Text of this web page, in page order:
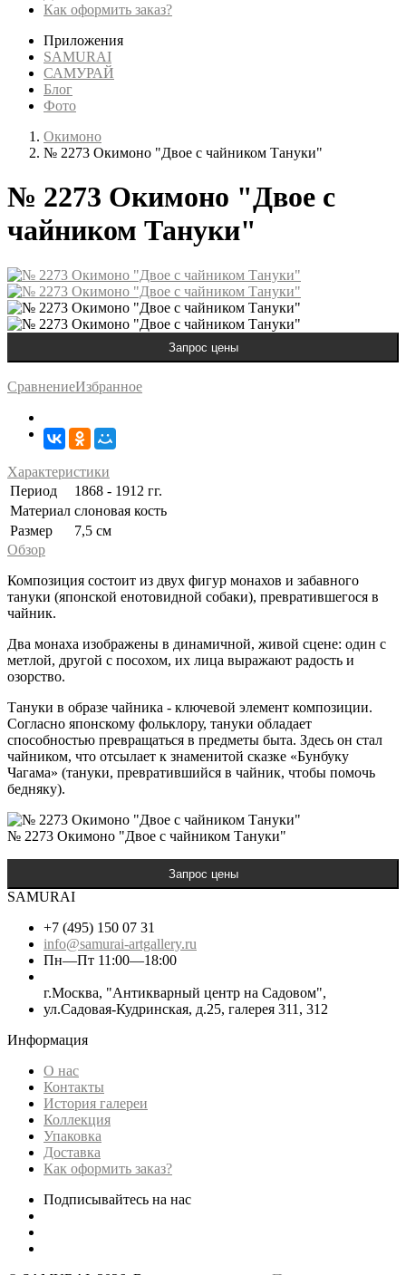
Как оформить заказ?
Приложения
SAMURAI
САМУРАЙ
Блог
Фото
Окимоно
№ 2273 Окимоно "Двое с чайником Тануки"
№ 2273 Окимоно "Двое с
чайником Тануки"
СравнениеИзбранное
Характеристики
Период
1868 - 1912 гг.
Материал слоновая кость
Размер
7,5 см
Обзор
Композиция состоит из двух фигур монахов и забавного
тануки (японской енотовидной собаки), превратившегося в
чайник.
Два монаха изображены в динамичной, живой сцене: один с
метлой, другой с посохом, их лица выражают радость и
озорство.
Тануки в образе чайника - ключевой элемент композиции.
Согласно японскому фольклору, тануки обладает
способностью превращаться в предметы быта. Здесь он стал
чайником, что отсылает к знаменитой сказке «Бунбуку
Чагама» (тануки, превратившийся в чайник, чтобы помочь
бедняку).
№ 2273 Окимоно "Двое с чайником Тануки"
SAMURAI
+7 (495) 150 07 31
info@samurai-artgallery.ru
Пн—Пт 11:00—18:00
г.Москва, "Антикварный центр на Садовом",
ул.Садовая-Кудринская, д.25, галерея 311, 312
Информация
О нас
Контакты
История галереи
Коллекция
Упаковка
Доставка
Как оформить заказ?
Подписывайтесь на нас